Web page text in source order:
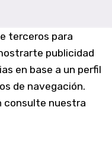
terceros para
publicidad
en base a un perfil
de navegación.
consulte nuestra